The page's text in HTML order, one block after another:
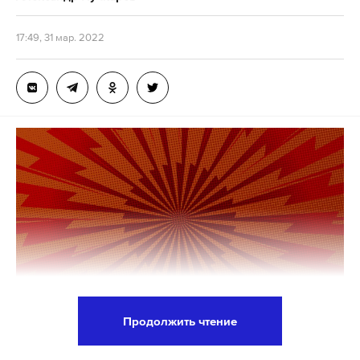
ситуации в авиационной отрасли, цитата по ТАСС.
государственной поддержки, включая льготные
билеты на рейсы на Дальний Восток и в другие
По словам президента, речь идет о компенсации
части стоимости авиабилетов на внутренние
рейсы «в самый активный период перелетов, с
апреля по октябрь» 2022 года. На это «для начала»
планируется выделить 110 миллиардов рублей.
работает там, где тормозит интернет.
А еще мы есть вTelegram,ДзениVK
17:49, 31 мар. 2022
Продолжить чтение